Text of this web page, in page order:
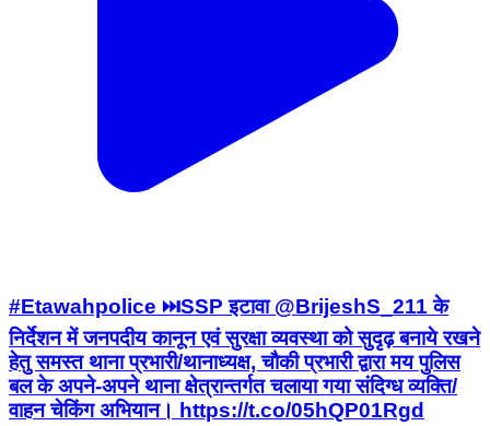
#Etawahpolice ⏭️SSP इटावा @BrijeshS_211 के
निर्देशन में जनपदीय कानून एवं सुरक्षा व्यवस्था को सुदृढ़ बनाये रखने
हेतु समस्त थाना प्रभारी/थानाध्यक्ष, चौकी प्रभारी द्वारा मय पुलिस
बल के अपने-अपने थाना क्षेत्रान्तर्गत चलाया गया संदिग्ध व्यक्ति/
वाहन चेकिंग अभियान। https://t.co/05hQP01Rgd